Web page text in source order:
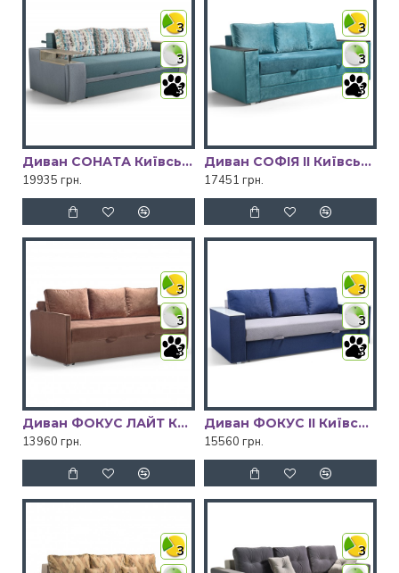
3
3
3
Диван СОНАТА Київський Стандарт
19935 грн.
3
3
3
Диван СОФІЯ ІІ Київський Стандарт
17451 грн.
3
3
3
Диван ФОКУС ЛАЙТ Київський Стандарт
13960 грн.
3
3
3
Диван ФОКУС ІІ Київський Стандарт
15560 грн.
3
3